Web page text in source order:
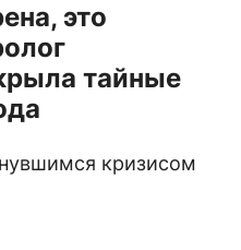
это
тайные
кризисом